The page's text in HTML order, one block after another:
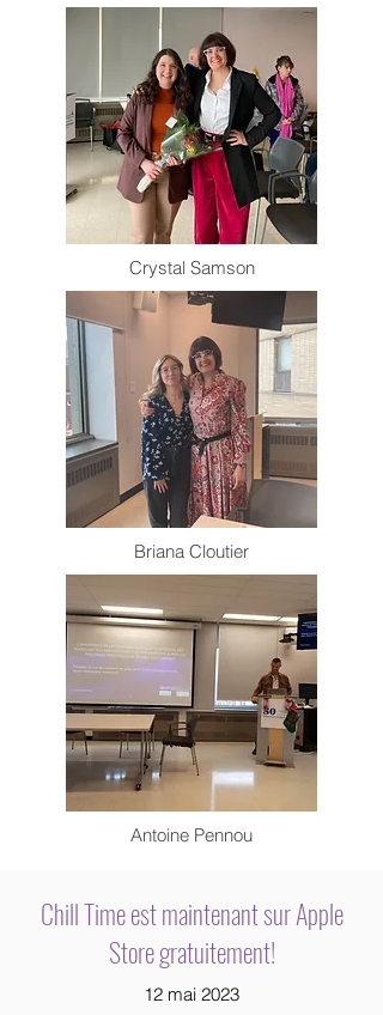
Crystal Samson
Briana Cloutier
Antoine Pennou
Chill Time est maintenant sur Apple
Store gratuitement!
12 mai 2023